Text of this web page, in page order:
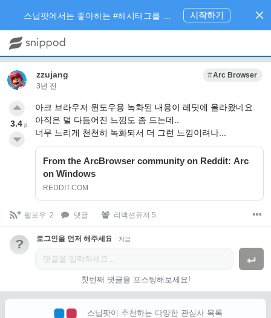
zzujang
3년 전
Arc Browser
아크 브라우저 윈도우용 녹화된 내용이 레딧에 올라왔네요.
아직은 덜 다듬어진 느낌도 좀 드는데..
너무 느리게 천천히 녹화되서 더 그런 느낌이려나...
From the ArcBrowser community on Reddit: Arc
on Windows
REDDIT.COM
3.4 p
팔로우 2 댓글 리액션유저 5
? 로그인을 먼저 해주세요. · 지금
첫번째 댓글을 포스팅해보세요!
스닙팟이 추천하는 다양한 관심사 목록
스닙팟에서는 좋아하는 #해시태그를 팔로우 하고 내가 관심있는 주제만 모아볼 수 있어요. 시작하기